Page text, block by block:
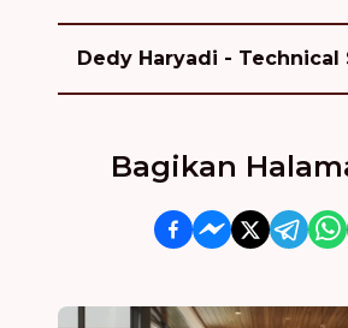
Dedy Haryadi - Technical
Bagikan